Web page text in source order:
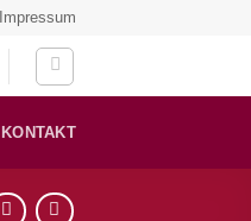
Impressum
KONTAKT